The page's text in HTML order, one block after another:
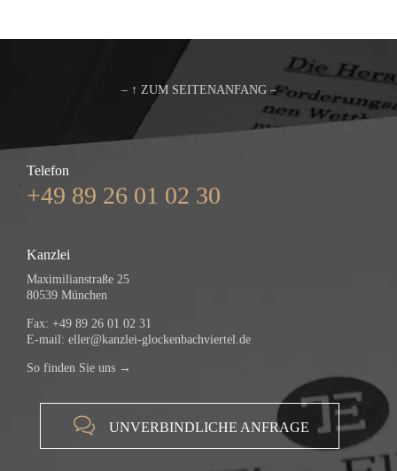
– ↑ ZUM SEITENANFANG –
Telefon
+49 89 26 01 02 30
Kanzlei
Maximilianstraße 25
80539 München
Fax: +49 89 26 01 02 31
E-mail: eller@kanzlei-glockenbachviertel.de
So finden Sie uns →
 UNVERBINDLICHE ANFRAGE